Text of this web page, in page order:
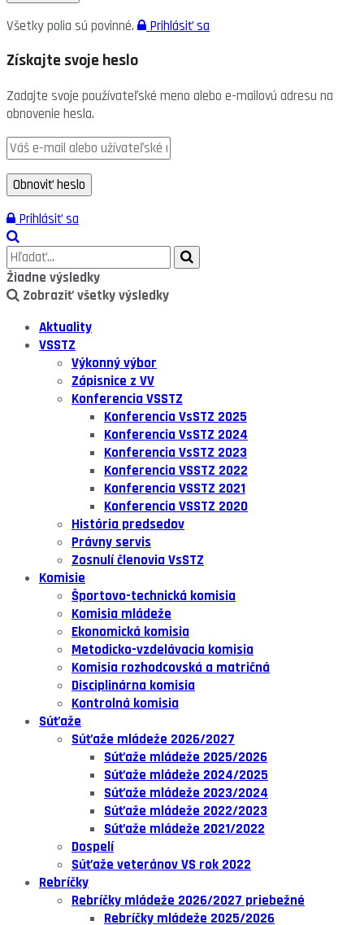
Všetky polia sú povinné. Prihlásiť sa
Získajte svoje heslo
Zadajte svoje používateľské meno alebo e-mailovú adresu na
obnovenie hesla.
Prihlásiť sa
Žiadne výsledky
Zobraziť všetky výsledky
Aktuality
VSSTZ
Výkonný výbor
Zápisnice z VV
Konferencia VSSTZ
Konferencia VsSTZ 2025
Konferencia VsSTZ 2024
Konferencia VsSTZ 2023
Konferencia VSSTZ 2022
Konferencia VSSTZ 2021
Konferencia VSSTZ 2020
História predsedov
Právny servis
Zosnulí členovia VsSTZ
Komisie
Športovo-technická komisia
Komisia mládeže
Ekonomická komisia
Metodicko-vzdelávacia komisia
Komisia rozhodcovská a matričná
Disciplinárna komisia
Kontrolná komisia
Súťaže
Súťaže mládeže 2026/2027
Súťaže mládeže 2025/2026
Súťaže mládeže 2024/2025
Súťaže mládeže 2023/2024
Súťaže mládeže 2022/2023
Súťaže mládeže 2021/2022
Dospelí
Súťaže veteránov VS rok 2022
Rebríčky
Rebríčky mládeže 2026/2027 priebežné
Rebríčky mládeže 2025/2026